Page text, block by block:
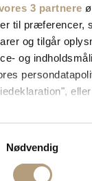
3 partnere
til præferencer,
og tilgår
og
tillader det, vil vi
Indsamle
Identificere din
anvendes på
Nødvendig